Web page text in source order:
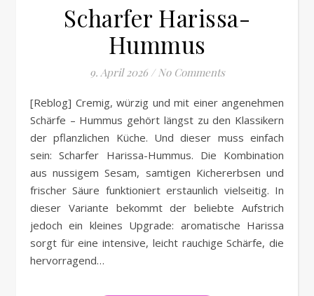
Scharfer Harissa-
Hummus
9. April 2026 / No Comments
[Reblog] Cremig, würzig und mit einer angenehmen
Schärfe – Hummus gehört längst zu den Klassikern
der pflanzlichen Küche. Und dieser muss einfach
sein: Scharfer Harissa-Hummus. Die Kombination
aus nussigem Sesam, samtigen Kichererbsen und
frischer Säure funktioniert erstaunlich vielseitig. In
dieser Variante bekommt der beliebte Aufstrich
jedoch ein kleines Upgrade: aromatische Harissa
sorgt für eine intensive, leicht rauchige Schärfe, die
hervorragend…